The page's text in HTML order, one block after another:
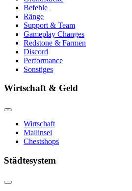
Befehle
Ränge
Support & Team
Gameplay Changes
Redstone & Farmen
Discord
Performance
Sonstiges
Wirtschaft & Geld
Wirtschaft
Mallinsel
Chestshops
Städtesystem